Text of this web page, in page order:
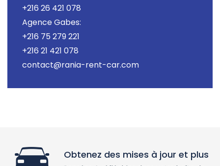
+216 26 421 078
Agence Gabes:
+216 75 279 221
+216 21 421 078
contact@rania-rent-car.com
Obtenez des mises à jour et plus